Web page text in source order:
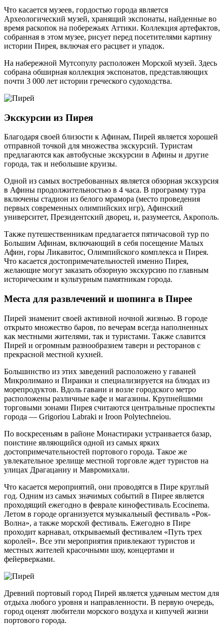
Что касается музеев, гордостью города является
Археологический музей, хранящий экспонаты, найденные во
время раскопок на побережьях Аттики. Коллекция артефактов,
собранная в этом музее, рисует перед посетителями картину
истории Пирея, включая его расцвет и упадок.
На набережной Мутсопулу расположен Морской музей. Здесь
собрана обширная коллекция экспонатов, представляющих
почти 3 000 лет истории греческого судоходства.
Экскурсии из Пирея
Благодаря своей близости к Афинам, Пирей является хорошей
отправной точкой для множества экскурсий. Туристам
предлагаются как автобусные экскурсии в Афины и другие
города, так и небольшие круизы.
Одной из самых востребованных является обзорная экскурсия
в Афины продолжительностью в 4 часа. В программу тура
включены стадион из белого мрамора (место проведения
первых современных олимпийских игр), Афинский
университет, Президентский дворец, и, разумеется, Акрополь.
Также путешественникам предлагается пятичасовой тур по
Большим Афинам, включающий в себя посещение Малых
Афин, горы Ликавитос, Олимпийского комплекса и Пирея.
Что касается достопримечательностей именно Пирея,
желающие могут заказать обзорную экскурсию по главным
историческим и культурным памятникам города.
Места для развлечений и шопинга в Пирее
Пирей знаменит своей активной ночной жизнью. В городе
открыто множество баров, по вечерам всегда наполненных
как местными жителями, так и туристами. Также славится
Пирей и огромным разнообразием таверн и ресторанов с
прекрасной местной кухней.
Большинство из этих заведений расположено у гаваней
Микролимано и Пираики и специализируется на блюдах из
морепродуктов. Вдоль гавани и возле городского метро
расположены различные кафе и магазины. Крупнейшими
торговыми зонами Пирея считаются центральные проспекты
города — Grigoriou Labraki и Iroon Polytechneiou.
По воскресеньям в районе Монастираки устраивается базар,
поистине являющийся одной из самых ярких
достопримечательностей портового города. Такое же
увлекательное зрелище местной торговле ждет туристов на
улицах Драгацаниу и Мавромихали.
Что касается мероприятий, они проводятся в Пире круглый
год. Одним из самых значимых событий в Пирее является
проходящий ежегодно в феврале кинофестиваль Ecocinema.
Летом в городе организуется музыкальный фестиваль «Рок-
Волна», а также морской фестиваль. Ежегодно в Пире
проходит карнавал, открываемый фестивалем «Путь трех
королей». Все эти мероприятия привлекают туристов и
местных жителей красочными шоу, концертами и
фейерверками.
Древний портовый город Пирей является удачным местом для
отдыха любого уровня и направленности. В первую очередь,
город оценят любители морского воздуха и кипучей жизни
портового города.